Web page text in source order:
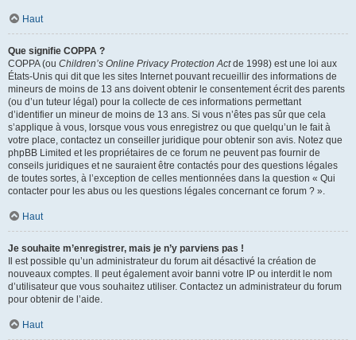
Haut
Que signifie COPPA ?
COPPA (ou Children’s Online Privacy Protection Actde 1998) est une loi aux
États-Unis qui dit que les sites Internet pouvant recueillir des informations de
mineurs de moins de 13 ans doivent obtenir le consentement écrit des parents
(ou d’un tuteur légal) pour la collecte de ces informations permettant
d’identifier un mineur de moins de 13 ans. Si vous n’êtes pas sûr que cela
s’applique à vous, lorsque vous vous enregistrez ou que quelqu’un le fait à
votre place, contactez un conseiller juridique pour obtenir son avis. Notez que
phpBB Limited et les propriétaires de ce forum ne peuvent pas fournir de
conseils juridiques et ne sauraient être contactés pour des questions légales
de toutes sortes, à l’exception de celles mentionnées dans la question « Qui
contacter pour les abus ou les questions légales concernant ce forum ? ».
Haut
Je souhaite m’enregistrer, mais je n’y parviens pas !
Il est possible qu’un administrateur du forum ait désactivé la création de
nouveaux comptes. Il peut également avoir banni votre IP ou interdit le nom
d’utilisateur que vous souhaitez utiliser. Contactez un administrateur du forum
pour obtenir de l’aide.
Haut